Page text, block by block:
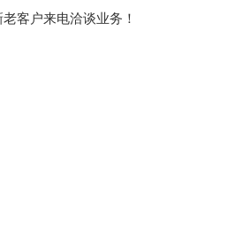
客户来电洽谈业务！